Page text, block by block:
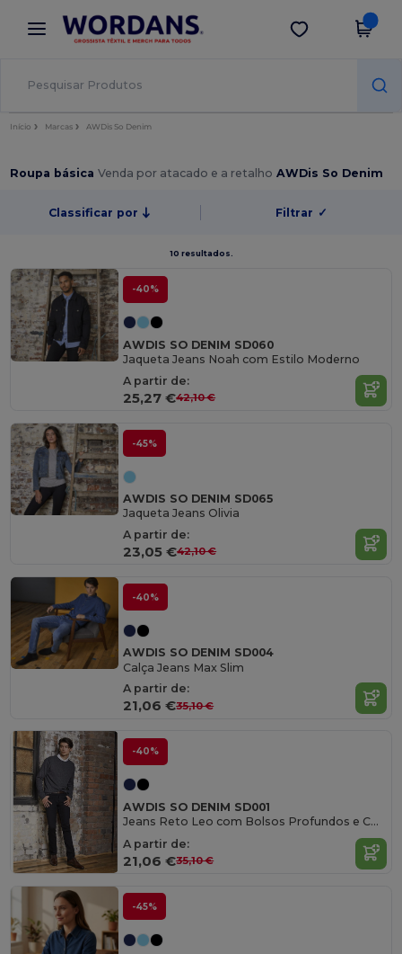
× App Wordans
Melhores preços na app!
Obter app
Início Marcas AWDis So Denim
Roupa básicaVenda por atacado e a retalho AWDis So Denim
Classificar por Filtrar ✓
10 resultados.
-40%
AWDIS SO DENIM SD060
Jaqueta Jeans Noah com Estilo Moderno
A partir de:
25,27 €42,10 €
-45%
AWDIS SO DENIM SD065
Jaqueta Jeans Olivia
A partir de:
23,05 €42,10 €
-40%
AWDIS SO DENIM SD004
Calça Jeans Max Slim
A partir de:
21,06 €35,10 €
-40%
AWDIS SO DENIM SD001
Jeans Reto Leo com Bolsos Profundos e Conforto
A partir de:
21,06 €35,10 €
-45%